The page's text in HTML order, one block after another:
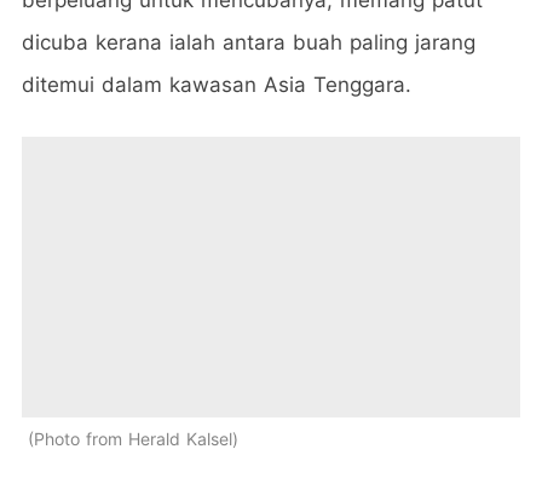
dicuba kerana ialah antara buah paling jarang
ditemui dalam kawasan Asia Tenggara.
Photo from Herald Kalsel